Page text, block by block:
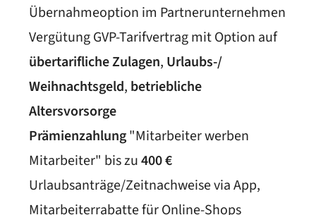
Übernahmeoption im Partnerunternehmen
Vergütung GVP-Tarifvertrag mit Option auf
übertarifliche Zulagen, Urlaubs-/
Weihnachtsgeld, betriebliche
Altersvorsorge
Prämienzahlung"Mitarbeiter werben
Mitarbeiter" bis zu400 €
Urlaubsanträge/Zeitnachweise via App,
Mitarbeiterrabatte für Online-Shops